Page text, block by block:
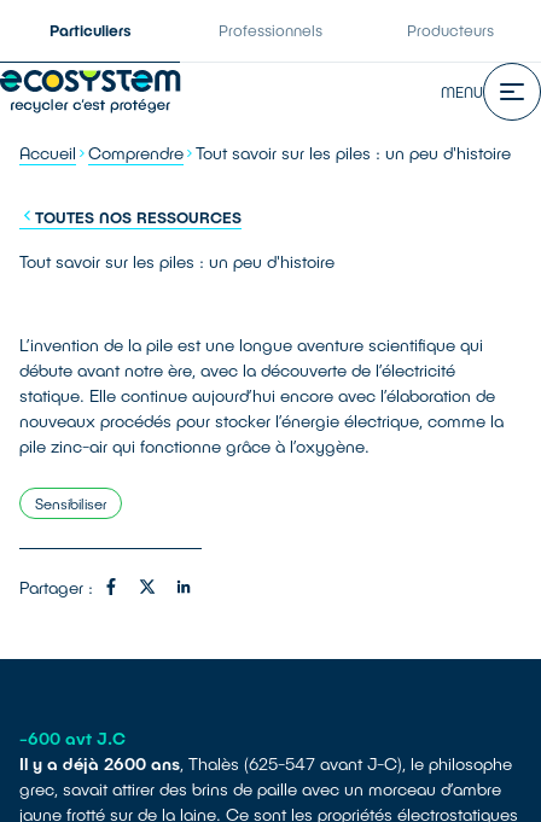
Particuliers Professionnels Producteurs
MENU
Accueil Comprendre Tout savoir sur les piles : un peu d'histoire
TOUTES NOS RESSOURCES
Tout savoir sur les piles : un peu d'histoire
L’invention de la pile est une longue aventure scientifique qui
débute avant notre ère, avec la découverte de l’électricité
statique. Elle continue aujourd’hui encore avec l’élaboration de
nouveaux procédés pour stocker l’énergie électrique, comme la
pile zinc-air qui fonctionne grâce à l’oxygène.
Sensibiliser
Partager :
-600 avt J.C
Il y a déjà 2600 ans, Thalès (625-547 avant J-C), le philosophe
grec, savait attirer des brins de paille avec un morceau d’ambre
jaune frotté sur de la laine. Ce sont les propriétés électrostatiques